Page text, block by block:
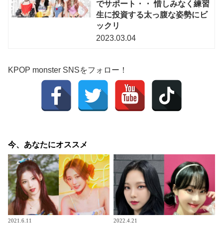
でサポート・・ 惜しみなく練習
生に投資する太っ腹な姿勢にビ
ックリ
2023.03.04
KPOP monster SNSをフォロー！
今、あなたにオススメ
2021.6.11 2022.4.21